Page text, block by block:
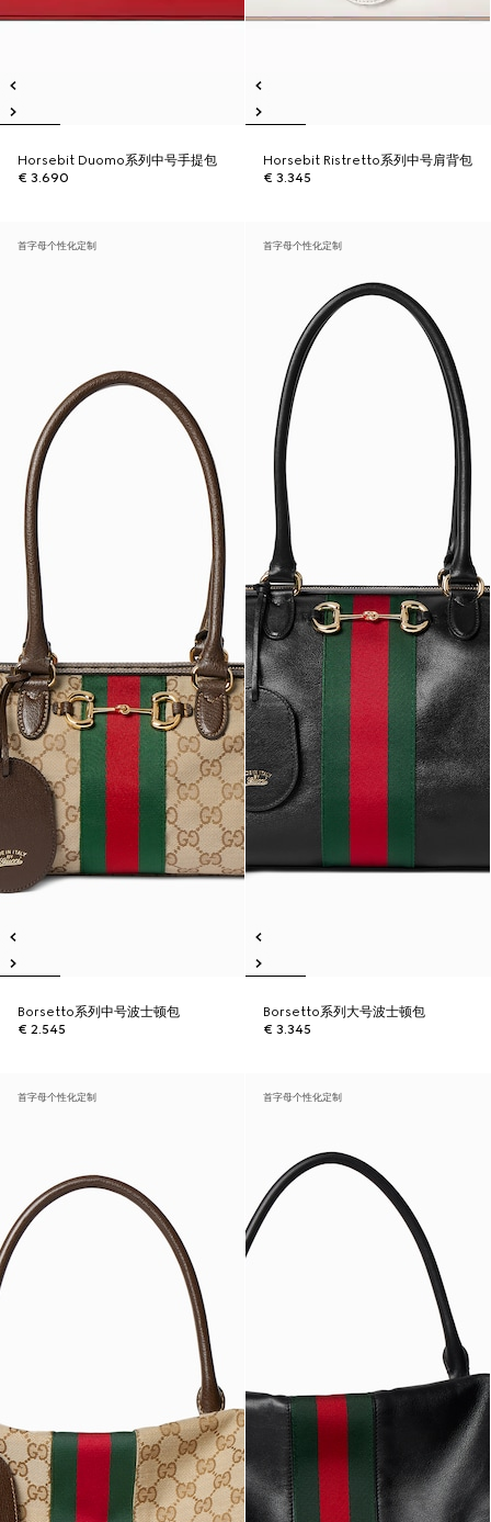
Horsebit Duomo系列中号手提包
€ 3.690
Horsebit Ristretto系列中号肩背包
€ 3.345
首字母个性化定制
Borsetto系列中号波士顿包
€ 2.545
首字母个性化定制
Borsetto系列大号波士顿包
€ 3.345
首字母个性化定制 首字母个性化定制